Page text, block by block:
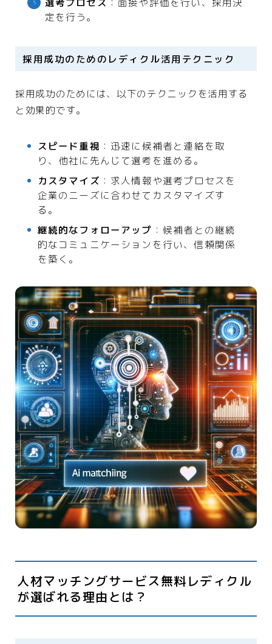
定を行う。
採用成功のためのレディクル活用テクニック
採用成功のためには、以下のテクニックを活用する
と効果的です。
スピード重視 ：迅速に候補者と連絡を取
り、他社に先んじて選考を進める。
カスタマイズ ：求人情報や選考プロセスを
企業のニーズに合わせてカスタマイズす
る。
継続的なフォローアップ ：候補者との継続
的なコミュニケーションを行い、信頼関係
を築く。
人材マッチングサービス無料レディクル
が選ばれる理由とは？